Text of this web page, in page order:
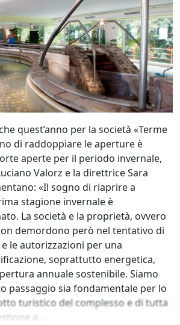
quest’anno per la società «Terme
di raddoppiare le aperture è
aperte per il periodo invernale,
Valorz e la direttrice Sara
«Il sogno di riaprire a
stagione invernale è
La società e la proprietà, ovvero
demordono però nel tentativo di
le autorizzazioni per una
soprattutto energetica,
annuale sostenibile. Siamo
passaggio sia fondamentale per lo
turistico del complesso e di tutta
a...